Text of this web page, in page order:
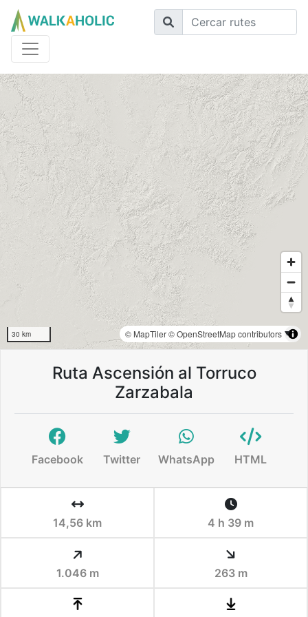
30 km © MapTiler© OpenStreetMap contributors
Ruta Ascensión al Torruco
Zarzabala
Facebook Twitter WhatsApp HTML
14,56 km 4 h 39 m
1.046 m 263 m